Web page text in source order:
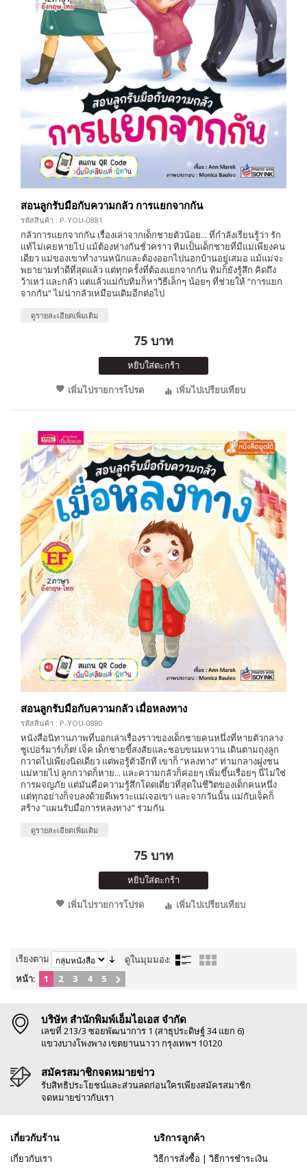
สอนลูกรับมือกับความกลัว การแยกจากกัน
รหัสสินค้า : P-YOU-0881
กลัวการแยกจากกัน เรื่องเล่าจากเด็กชายตัวน้อย... ที่กำลังเรียนรู้ว่า รัก
แท้ไม่เคยหายไป แม้ต้องห่างกันชั่วคราว ทิมเป็นเด็กชายที่มีแม่เพียงคน
เดียว แม่ของเขาทำงานหนักและต้องออกไปนอกบ้านอยู่เสมอ แม้แม่จะ
พยายามทำดีที่สุดแล้ว แต่ทุกครั้งที่ต้องแยกจากกัน ทิมก็ยังรู้สึก คิดถึง
ว้าเหว่ และกลัว แต่แล้วแม่กับทิมก็หาวิธีเล็กๆ น้อยๆ ที่ช่วยให้ “การแยก
จากกัน” ไม่น่ากลัวเหมือนเดิมอีกต่อไป
ดูรายละเอียดเพิ่มเติม
75 บาท
หยิบใส่ตะกร้า
เพิ่มไปรายการโปรด
เพิ่มไปเปรียบเทียบ
สอนลูกรับมือกับความกลัว เมื่อหลงทาง
รหัสสินค้า : P-YOU-0880
หนังสือนิทานภาพที่บอกเล่าเรื่องราวของเด็กชายคนหนึ่งที่หายตัวกลาง
ซูเปอร์มาร์เก็ต! เจ็ค เด็กชายขี้สงสัยและชอบขนมหวาน เดินตามถุงลูก
กวาดไปเพียงนิดเดียว แต่พอรู้ตัวอีกที เขาก็ “หลงทาง” ท่ามกลางฝูงชน
แม่หายไป ลูกกวาดก็หาย... และความกลัวก็ค่อยๆ เพิ่มขึ้นเรื่อยๆ นี่ไม่ใช่
การผจญภัย แต่มันคือความรู้สึกโดดเดี่ยวที่สุดในชีวิตของเด็กคนหนึ่ง
แต่ทุกอย่างก็จบลงด้วยดีเพราะแม่เจอเขา และจากวันนั้น แม่กับเจ็คก็
สร้าง "แผนรับมือการหลงทาง" ร่วมกัน
ดูรายละเอียดเพิ่มเติม
75 บาท
หยิบใส่ตะกร้า
เพิ่มไปรายการโปรด
เพิ่มไปเปรียบเทียบ
เรียงตาม
ดูในมุมมอง:
หน้า:
1 2 3 4 5
บริษัท สำนักพิมพ์เอ็มไอเอส จำกัด
เลขที่ 213/3 ซอยพัฒนาการ 1 (สาธุประดิษฐ์ 34 แยก 6)
แขวงบางโพงพาง เขตยานนาวา กรุงเทพฯ 10120
สมัครสมาชิกจดหมายข่าว
รับสิทธิประโยชน์และส่วนลดก่อนใครเพียงสมัครสมาชิก
จดหมายข่าวกับเรา
เกี่ยวกับร้าน
เกี่ยวกับเรา
บริการลูกค้า
วิธีการสั่งซื้อ | วิธีการชำระเงิน